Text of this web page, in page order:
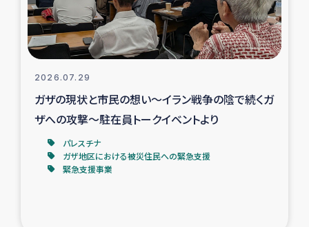
レバノンにおける緊急支援
レバノンでのシリア難民への教育支援事業
レバノンでのシリア難民・レバノン人への農業支援
海外ルーツの市民との共生
神原ゼミxパルシック
2026.07.29
ガザの現状と市民の想い～イラン戦争の陰で続くガ
ザへの攻撃～駐在員トークイベントより
パレスチナ
ガザ地区における被災住民への緊急支援
緊急支援事業